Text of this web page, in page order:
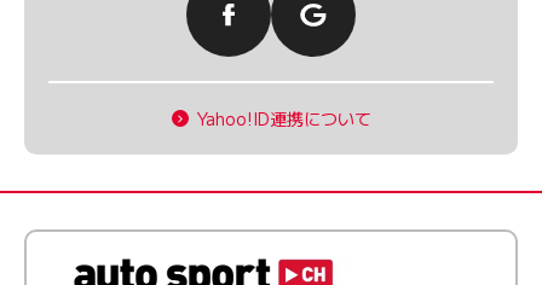
Yahoo!ID連携について